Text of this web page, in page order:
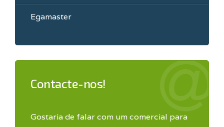
Egamaster
Contacte-nos!
Gostaria de falar com um comercial para